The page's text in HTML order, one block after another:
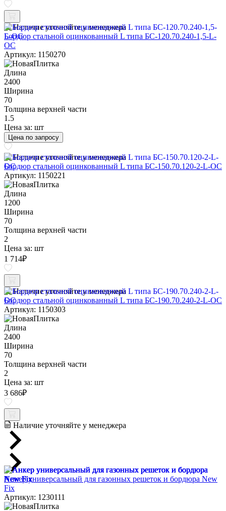
Наличие уточняйте у менеджера
Бордюр стальной оцинкованный L типа БС-120.70.240-1,5-L-
ОС
Артикул: 1150270
Длина
2400
Ширина
70
Толщина верхней части
1.5
Цена за: шт
Цена по запросу
Наличие уточняйте у менеджера
Бордюр стальной оцинкованный L типа БС-150.70.120-2-L-ОС
Артикул: 1150221
Длина
1200
Ширина
70
Толщина верхней части
2
Цена за: шт
1 714₽
Наличие уточняйте у менеджера
Бордюр стальной оцинкованный L типа БС-190.70.240-2-L-ОС
Артикул: 1150303
Длина
2400
Ширина
70
Толщина верхней части
2
Цена за: шт
3 686₽
Наличие уточняйте у менеджера
Анкер универсальный для газонных решеток и бордюра New
Fix
Артикул: 1230111